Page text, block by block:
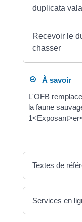
duplicata
Recevoir le
chasser
À savoir
L'OFB
la faune
Textes de
Services en